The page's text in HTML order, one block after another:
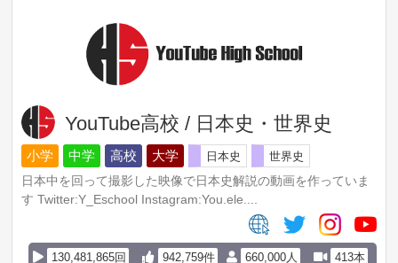
YouTube高校 / 日本史・世界史
小学 中学 高校 大学 日本史
世界史
日本中を回って撮影した映像で日本史解説の動画を作っていま
す Twitter:Y_Eschool Instagram:You.ele....
660,000人 413本
130,481,865回 942,759件